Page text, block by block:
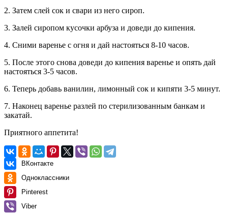
2. Затем слей сок и свари из него сироп.
3. Залей сиропом кусочки арбуза и доведи до кипения.
4. Сними варенье с огня и дай настояться 8-10 часов.
5. После этого снова доведи до кипения варенье и опять дай
настояться 3-5 часов.
6. Теперь добавь ванилин, лимонный сок и кипяти 3-5 минут.
7. Наконец варенье разлей по стерилизованным банкам и
закатай.
Приятного аппетита!
ВКонтакте
Одноклассники
Pinterest
Viber